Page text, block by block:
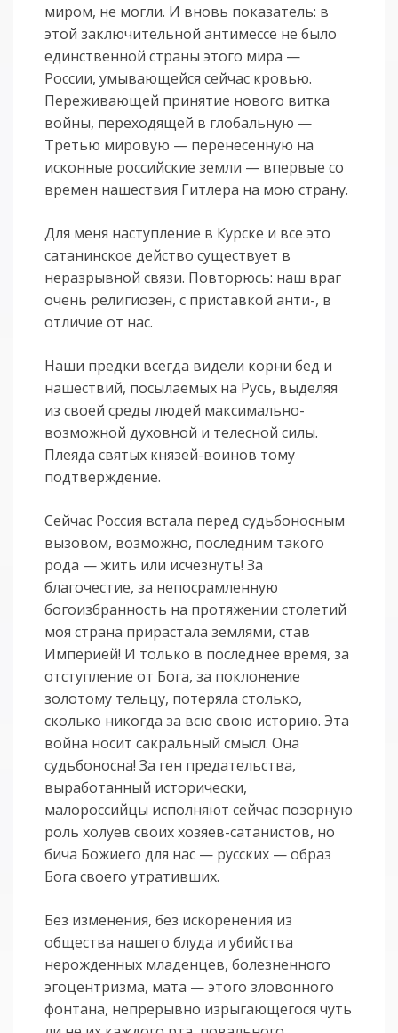
миром, не могли. И вновь показатель: в
этой заключительной антимессе не было
единственной страны этого мира —
России, умывающейся сейчас кровью.
Переживающей принятие нового витка
войны, переходящей в глобальную —
Третью мировую — перенесенную на
исконные российские земли — впервые со
времен нашествия Гитлера на мою страну.
Для меня наступление в Курске и все это
сатанинское действо существует в
неразрывной связи. Повторюсь: наш враг
очень религиозен, с приставкой анти-, в
отличие от нас.
Наши предки всегда видели корни бед и
нашествий, посылаемых на Русь, выделяя
из своей среды людей максимально-
возможной духовной и телесной силы.
Плеяда святых князей-воинов тому
подтверждение.
Сейчас Россия встала перед судьбоносным
вызовом, возможно, последним такого
рода — жить или исчезнуть! За
благочестие, за непосрамленную
богоизбранность на протяжении столетий
моя страна прирастала землями, став
Империей! И только в последнее время, за
отступление от Бога, за поклонение
золотому тельцу, потеряла столько,
сколько никогда за всю свою историю. Эта
война носит сакральный смысл. Она
судьбоносна! За ген предательства,
выработанный исторически,
малороссийцы исполняют сейчас позорную
роль холуев своих хозяев-сатанистов, но
бича Божиего для нас — русских — образ
Бога своего утративших.
Без изменения, без искоренения из
общества нашего блуда и убийства
нерожденных младенцев, болезненного
эгоцентризма, мата — этого зловонного
фонтана, непрерывно изрыгающегося чуть